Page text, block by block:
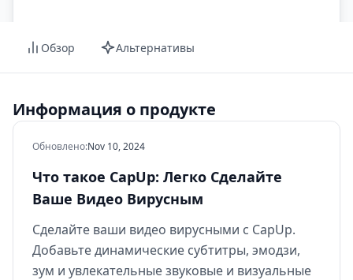
Обзор Альтернативы
Информация о продукте
Обновлено:Nov 10, 2024
Что такое CapUp: Легко Сделайте
Ваше Видео Вирусным
Сделайте ваши видео вирусными с CapUp.
Добавьте динамические субтитры, эмодзи,
зум и увлекательные звуковые и визуальные